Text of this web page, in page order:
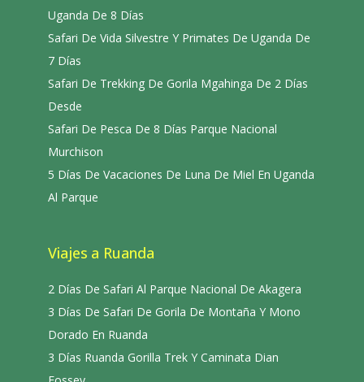
Uganda De 8 Días
Safari De Vida Silvestre Y Primates De Uganda De
7 Días
Safari De Trekking De Gorila Mgahinga De 2 Días
Desde
Safari De Pesca De 8 Días Parque Nacional
Murchison
5 Días De Vacaciones De Luna De Miel En Uganda
Al Parque
Viajes a Ruanda
2 Días De Safari Al Parque Nacional De Akagera
3 Días De Safari De Gorila De Montaña Y Mono
Dorado En Ruanda
3 Días Ruanda Gorilla Trek Y Caminata Dian